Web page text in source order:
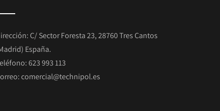
C/ Sector Foresta 23, 28760 Tres Cantos
España.
623 993 113
comercial@technipol.es